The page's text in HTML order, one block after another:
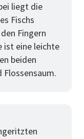
liegt die
Fischs
Fingern
ist eine leichte
beiden
Flossensaum.